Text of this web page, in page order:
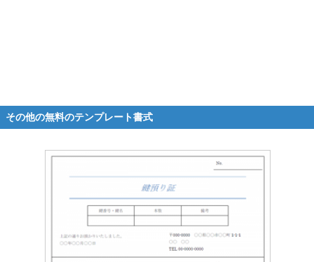
その他の無料のテンプレート書式